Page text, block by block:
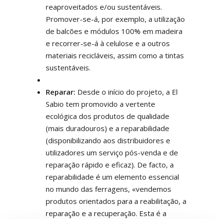
reaproveitados e/ou sustentáveis.
Promover-se-á, por exemplo, a utilização
de balcões e módulos 100% em madeira
e recorrer-se-á à celulose e a outros
materiais recicláveis, assim como a tintas
sustentáveis.
Reparar: Desde o início do projeto, a El
Sabio tem promovido a vertente
ecológica dos produtos de qualidade
(mais duradouros) e a reparabilidade
(disponibilizando aos distribuidores e
utilizadores um serviço pós-venda e de
reparação rápido e eficaz). De facto, a
reparabilidade é um elemento essencial
no mundo das ferragens, «vendemos
produtos orientados para a reabilitação, a
reparação e a recuperação. Esta é a